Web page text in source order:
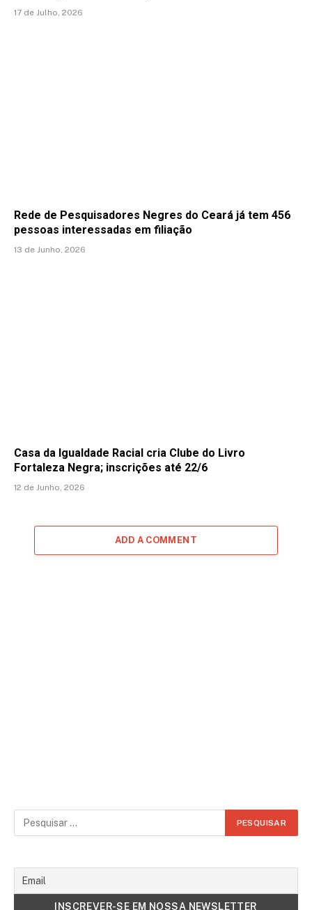
17 de Julho, 2026
Rede de Pesquisadores Negres do Ceará já tem 456
pessoas interessadas em filiação
13 de Junho, 2026
Casa da Igualdade Racial cria Clube do Livro
Fortaleza Negra; inscrições até 22/6
12 de Junho, 2026
ADD A COMMENT